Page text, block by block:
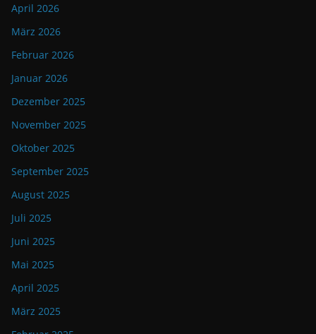
April 2026
März 2026
Februar 2026
Januar 2026
Dezember 2025
November 2025
Oktober 2025
September 2025
August 2025
Juli 2025
Juni 2025
Mai 2025
April 2025
März 2025